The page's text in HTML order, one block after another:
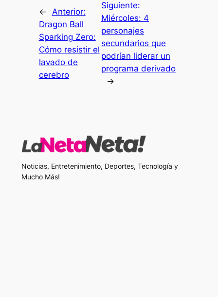
← Anterior:
Dragon Ball
Sparking Zero:
Cómo resistir el
lavado de
cerebro
Siguiente:
Miércoles: 4
personajes
secundarios que
podrían liderar un
programa derivado
→
Noticias, Entretenimiento, Deportes, Tecnología y
Mucho Más!